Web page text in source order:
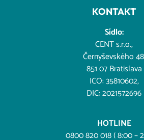
KONTAKT
Sídlo:
CENT s.r.o.,
Černyševského
851 07 Bratislava
ICO: 35810602,
DIC: 2021572696
HOTLINE
0800 820 018 ( 8:00 –